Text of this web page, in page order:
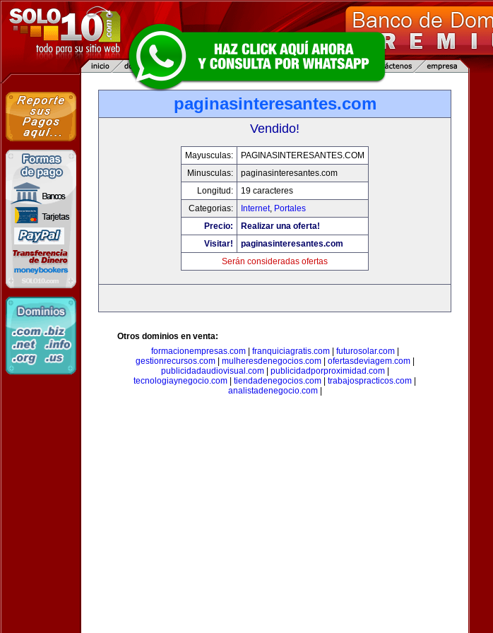
paginasinteresantes.com
Vendido!
Mayusculas:
PAGINASINTERESANTES.COM
Minusculas:
paginasinteresantes.com
Longitud:
19 caracteres
Categorias:
Internet, Portales
Precio:
Realizar una oferta!
Visitar!
paginasinteresantes.com
Serán consideradas ofertas
Otros dominios en venta:
formacionempresas.com| franquiciagratis.com| futurosolar.com|
gestionrecursos.com| mulheresdenegocios.com| ofertasdeviagem.com|
publicidadaudiovisual.com| publicidadporproximidad.com|
tecnologiaynegocio.com
tiendadenegocios.com trabajospracticos.com
analistadenegocio.com|